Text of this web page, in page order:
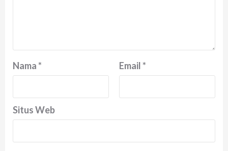
Nama* Email*
Situs Web